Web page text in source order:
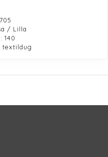
/ Lilla
140
textildug